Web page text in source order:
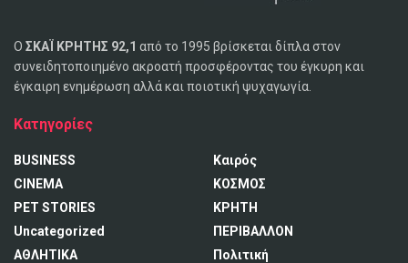
Ο ΣΚΑΪ ΚΡΗΤΗΣ 92,1 από το 1995 βρίσκεται δίπλα στον
συνειδητοποιημένο ακροατή προσφέροντας του έγκυρη και
έγκαιρη ενημέρωση αλλά και ποιοτική ψυχαγωγία.
Κατηγορίες
BUSINESS
CINEMA
PET STORIES
Uncategorized
ΑΘΛΗΤΙΚΑ
Καιρός
ΚΟΣΜΟΣ
ΚΡΗΤΗ
ΠΕΡΙΒΑΛΛΟΝ
Πολιτική